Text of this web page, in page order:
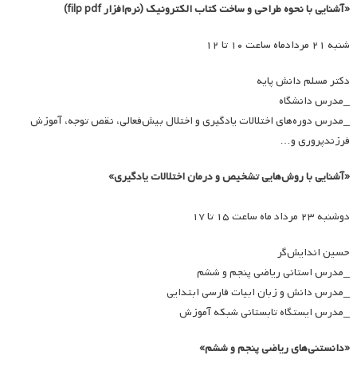
«آشنایی با نحوه طراحی و ساخت کتاب الکترونیک (نرم‌افزار filp pdf)
شنبه ۲۱ مردادماه ساعت ۱۰ تا ۱۲
دکتر مسلم دانش پایه
_مدرس دانشگاه
_مدرس دوره‌های اختلالات یادگیری و اختلال بیش‌فعالی، نقص توجه، آموزش
فرزندپروری و…
«آشنایی با روش‌هایی تشخیص و درمان اختلالات یادگیری»
دوشنبه ۲۳ مرداد ماه ساعت ۱۵ تا ۱۷
حسین اندایش‌گر
_مدرس استانی ریاضی پنجم و ششم
_مدرس دانش و زبان ابیات فارسی ابتدایی
_مدرس ایستگاه تابستانی شبکه آموزش
«دانستنی‌های ریاضی پنجم و ششم»